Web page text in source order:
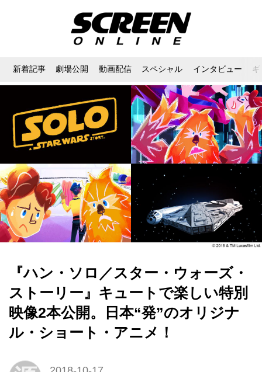
新着記事 劇場公開 動画配信 スペシャル インタビュー
『ハン・ソロ／スター・ウォーズ・
ストーリー』キュートで楽しい特別
映像2本公開。日本“発”のオリジナ
ル・ショート・アニメ！